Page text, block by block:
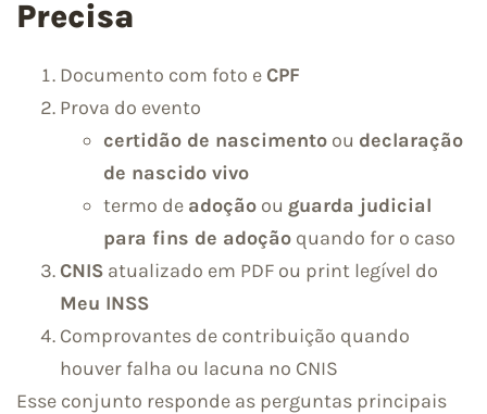
Precisa
Documento com foto e CPF
Prova do evento
certidão de nascimento ou declaração
de nascido vivo
termo de adoção ou guarda judicial
para fins de adoção quando for o caso
CNIS atualizado em PDF ou print legível do
Meu INSS
Comprovantes de contribuição quando
houver falha ou lacuna no CNIS
Esse conjunto responde as perguntas principais